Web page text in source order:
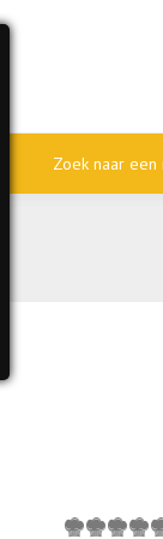
Zoek naar